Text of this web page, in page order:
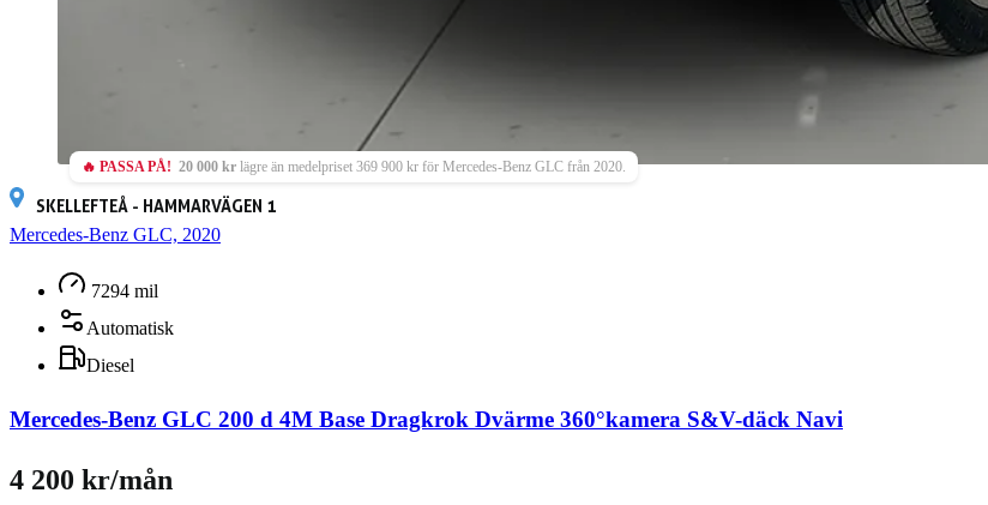
🔥 PASSA PÅ! 20 000 kr lägre än medelpriset 369 900 kr för Mercedes-Benz GLC från 2020.
SKELLEFTEÅ - HAMMARVÄGEN 1
Mercedes-Benz GLC, 2020
7294 mil
Automatisk
Diesel
Mercedes-Benz GLC 200 d 4M Base Dragkrok Dvärme 360°kamera S&V-däck Navi
4 200 kr/mån